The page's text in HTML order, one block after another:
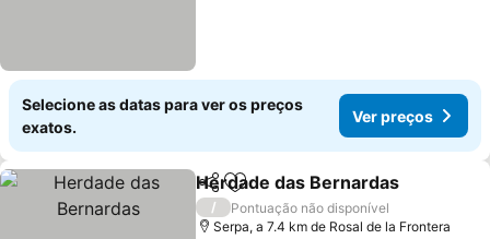
Selecione as datas para ver os preços
exatos.
Ver preços
PartilharAdicionar aos favoritos
Herdade das Bernardas
/
Pontuação não disponível
Serpa, a 7.4 km de Rosal de la Frontera